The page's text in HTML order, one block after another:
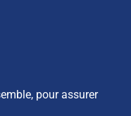
pour assurer